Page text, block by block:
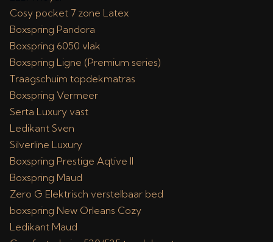
Cosy pocket 7 zone Latex
Boxspring Pandora
Boxspring 6050 vlak
Boxspring Ligne (Premium series)
Traagschuim topdekmatras
Boxspring Vermeer
Serta Luxury vast
Ledikant Sven
Silverline Luxury
Boxspring Prestige Aqtive II
Boxspring Maud
Zero G Elektrisch verstelbaar bed
boxspring New Orleans Cozy
Ledikant Maud